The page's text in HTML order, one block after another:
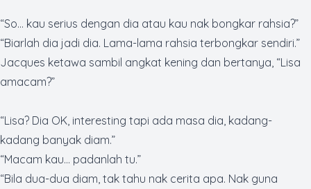
“So... kau serius dengan dia atau kau nak bongkar rahsia?”
“Biarlah dia jadi dia. Lama-lama rahsia terbongkar sendiri.”
Jacques ketawa sambil angkat kening dan bertanya, “Lisa
amacam?”
“Lisa? Dia OK, interesting tapi ada masa dia, kadang-
kadang banyak diam.”
“Macam kau… padanlah tu.”
“Bila dua-dua diam, tak tahu nak cerita apa. Nak guna